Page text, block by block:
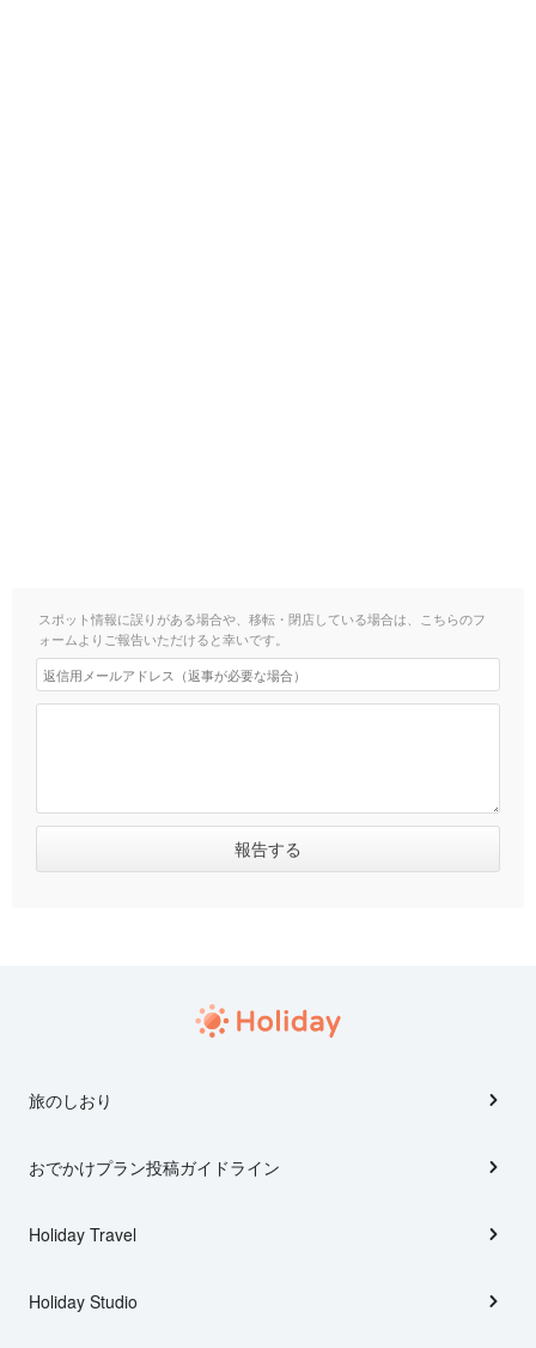
スポット情報に誤りがある場合や、移転・閉店している場合は、こちらのフ
ォームよりご報告いただけると幸いです。
旅のしおり
おでかけプラン投稿ガイドライン
Holiday Travel
Holiday Studio